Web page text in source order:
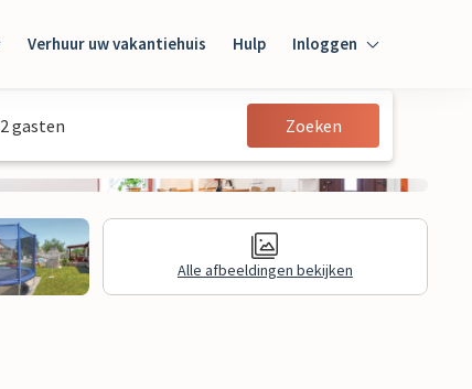
Verhuur uw vakantiehuis Hulp Inloggen
Inloggen
Gast
2 gasten Zoeken
Alle afbeeldingen bekijken